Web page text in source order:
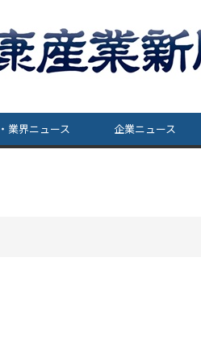
業界ニュース 企業ニュース